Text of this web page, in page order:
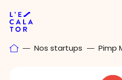
contenu
Nos startups
Pimp